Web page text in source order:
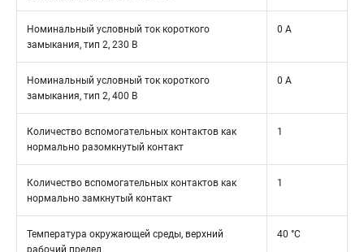
Номинальный условный ток короткого
замыкания, тип 2, 230 В
0 A
Номинальный условный ток короткого
замыкания, тип 2, 400 В
0 A
Количество вспомогательных контактов как
нормально разомкнутый контакт
1
Количество вспомогательных контактов как
нормально замкнутый контакт
1
Температура окружающей среды, верхний
рабочий предел
40 °C